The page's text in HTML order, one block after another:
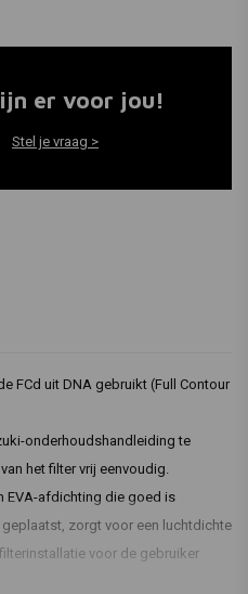
er voor jou!
Stel je vraag >
FCd uit DNA gebruikt (Full Contour
onderhoudshandleiding te
het filter vrij eenvoudig.
EVA-afdichting die goed is
zorgt voor een luchtdichte
voor de gebruiker